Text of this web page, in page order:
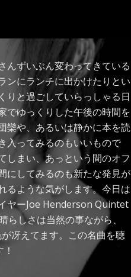
んずいぶん変わってきている
ンにランチに出かけたりとい
りと過ごしていらっしゃる日
でゆっくりした午後の時間を
欒や、あるいは静かに本を読
入ってみるのもいいもので
しまい、あっという間のオフ
にしてみるのも新たな発見が
るような気がします。今日は
ヤーJoe Henderson Quintet
しさは当然の事ながら、
冴えてます。この名曲を聴